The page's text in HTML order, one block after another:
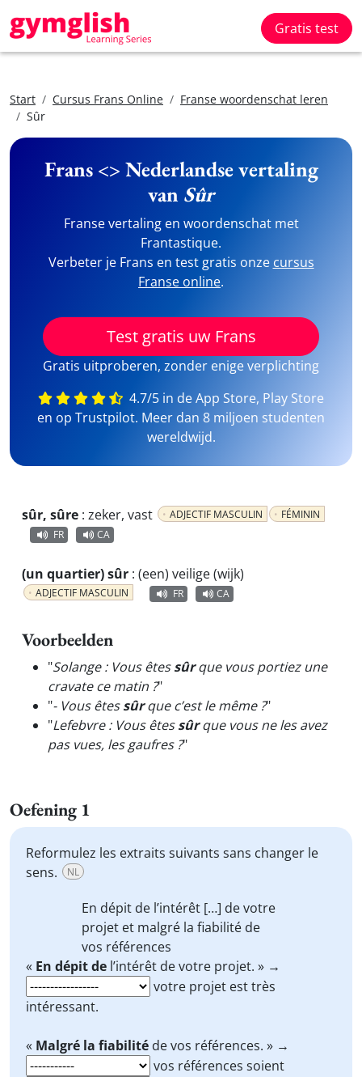
Gratis test
Start Cursus Frans Online
Franse woordenschat leren
Sûr
Frans <> Nederlandse vertaling
van Sûr
Franse vertaling en woordenschat met
Frantastique.
Verbeter je Frans en test gratis onze cursus
Franse online.
Test gratis uw Frans
Gratis uitproberen, zonder enige verplichting
4.7/5 in de App Store, Play Store
en op Trustpilot. Meer dan 8 miljoen studenten
wereldwijd.
sûr, sûre : zeker, vast ADJECTIF MASCULIN
FÉMININ
FR
CA
(un quartier) sûr : (een) veilige (wijk)
ADJECTIF MASCULIN FR CA
Voorbeelden
"Solange : Vous êtessûrque vous portiez une
cravate ce matin ?"
"- Vous êtessûrque c’est le même ?"
"Lefebvre : Vous êtessûrque vous ne les avez
pas vues, les gaufres ?"
Oefening 1
Reformulez les extraits suivants sans changer le
sens.
NL
En dépit de l’intérêt […] de votre
projet et malgré la fiabilité de
vos références
« En dépit de l’intérêt de votre projet. » →
votre projet est très
intéressant.
« Malgré la fiabilité de vos références. » →
vos références soient